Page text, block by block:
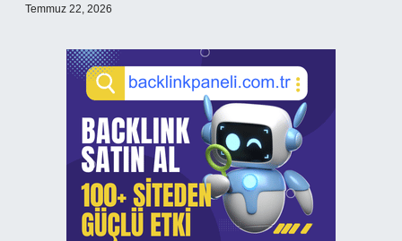
Temmuz 22, 2026